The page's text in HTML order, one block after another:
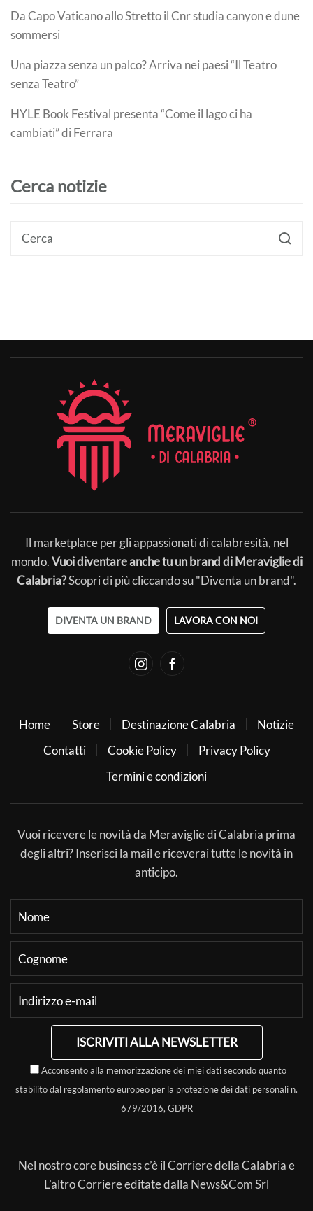
Da Capo Vaticano allo Stretto il Cnr studia canyon e dune
sommersi
Una piazza senza un palco? Arriva nei paesi “Il Teatro
senza Teatro”
HYLE Book Festival presenta “Come il lago ci ha
cambiati” di Ferrara
Cerca notizie
Il marketplace per gli appassionati di calabresità, nel
mondo.Vuoi diventare anche tu un brand di Meraviglie di
Calabria?Scopri di più cliccando su "Diventa un brand".
DIVENTA UN BRAND LAVORA CON NOI
Home Store Destinazione Calabria
Notizie
Contatti
Cookie Policy
Privacy Policy
Termini e condizioni
Vuoi ricevere le novità da Meraviglie di Calabria prima
degli altri? Inserisci la mail e riceverai tutte le novità in
anticipo.
ISCRIVITI ALLA NEWSLETTER
Acconsento alla memorizzazione dei miei dati secondo quanto
stabilito dal regolamento europeo per la protezione dei dati personali n.
679/2016, GDPR
Nel nostro core business c’è il Corriere della Calabria e
L’altro Corriere editate dalla News&Com Srl